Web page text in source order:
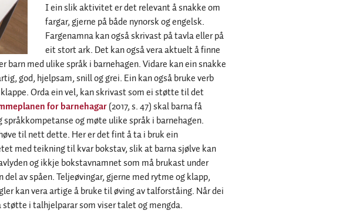
I ein slik aktivitet er det relevant å snakke om
fargar, gjerne på både nynorsk og engelsk.
Fargenamna kan også skrivast på tavla eller på
eit stort ark. Det kan også vera aktuelt å finne
barn med ulike språk i barnehagen. Vidare kan ein snakke
god, hjelpsam, snill og grei. Ein kan også bruke verb
Orda ein vel, kan skrivast som ei støtte til det
for barnehagar(2017, s. 47) skal barna få
og møte ulike språk i barnehagen.
til nett dette. Her er det fint å ta i bruk ein
med teikning til kvar bokstav, slik at barna sjølve kan
og ikkje bokstavnamnet som må brukast under
av spåen. Teljeøvingar, gjerne med rytme og klapp,
kan vera artige å bruke til øving av talforståing. Når dei
støtte i talhjelparar som viser talet og mengda.